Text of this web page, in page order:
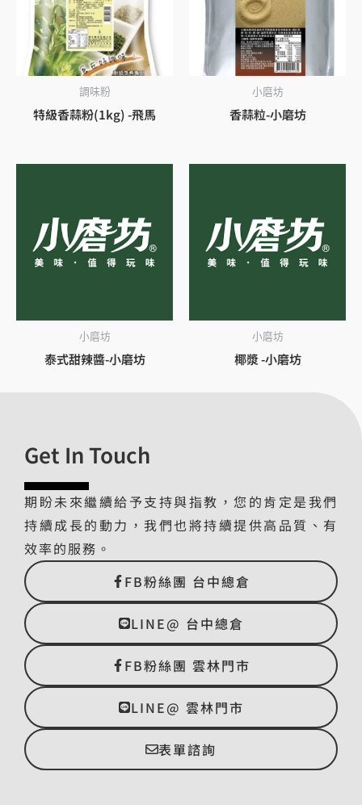
調味粉
特級香蒜粉(1kg) -飛馬
小磨坊
香蒜粒-小磨坊
小磨坊
泰式甜辣醬-小磨坊
小磨坊
椰漿 -小磨坊
Get In Touch
期盼未來繼續給予支持與指教，您的肯定是我們
持續成長的動力，我們也將持續提供高品質、有
效率的服務。
FB粉絲團 台中總倉
LINE@ 台中總倉
FB粉絲團 雲林門市
LINE@ 雲林門市
表單諮詢